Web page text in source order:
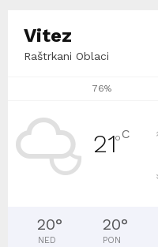
Vitez
Raštrkani Oblaci
76%
21°C
20°
NED
20°
PON